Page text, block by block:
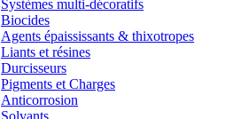
Systèmes multi-décoratifs
Biocides
Agents épaississants & thixotropes
Liants et résines
Durcisseurs
Pigments et Charges
Anticorrosion
Solvants